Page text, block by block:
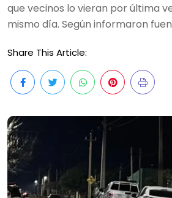
que vecinos lo vieran por última
mismo día. Según informaron
Share This Article: